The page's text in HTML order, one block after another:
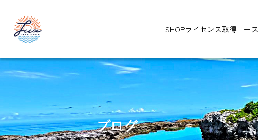
SHOPライセンス取得コース
ブログ